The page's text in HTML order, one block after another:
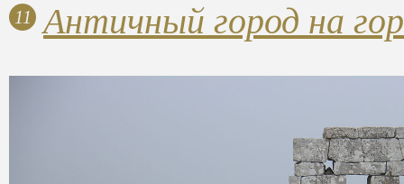
11 Античный город на